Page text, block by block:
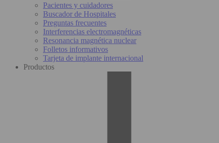
Pacientes y cuidadores
Buscador de Hospitales
Preguntas frecuentes
Interferencias electromagnéticas
Resonancia magnética nuclear
Folletos informativos
Tarjeta de implante internacional
Productos